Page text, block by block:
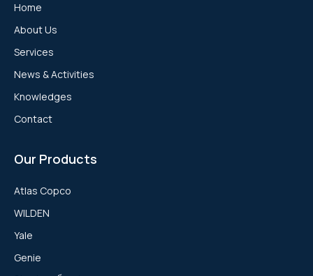
Home
About Us
Services
News & Activities
Knowledges
Contact
Our Products
Atlas Copco
WILDEN
Yale
Genie